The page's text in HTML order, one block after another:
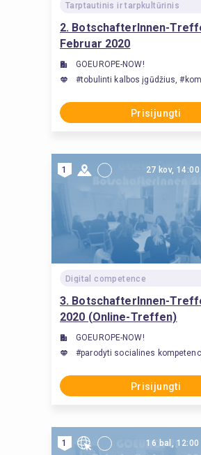
Tarptautinis ir tarpkultūrinis
2. BotschafterInnen-
Februar 2020
GOEUROPE-NOW!
#tobulinti kalbos įgūdžius,
Prisijungti
1 27 kov, 14:00
Digital competence
3. BotschafterInnen-
2020 (Online-Treffen)
GOEUROPE-NOW!
#parodyti socialines
Prisijungti
1 16 bal, 12:00